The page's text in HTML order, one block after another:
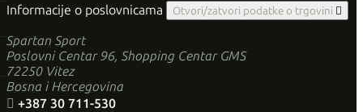
Informacije o poslovnicama
Otvori/zatvori podatke o trgovini 
Spartan Sport
Poslovni Centar 96, Shopping Centar GMS
72250 Vitez
Bosna i Hercegovina
 +387 30 711-530